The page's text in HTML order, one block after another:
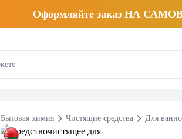
Оформляйте заказ НА
Бытовая химия Чистящие средства Для